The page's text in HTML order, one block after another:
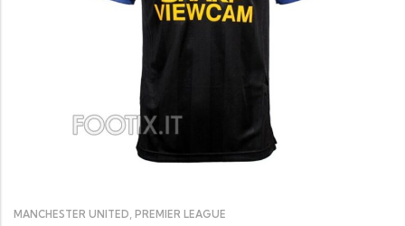
MANCHESTER UNITED, PREMIER LEAGUE